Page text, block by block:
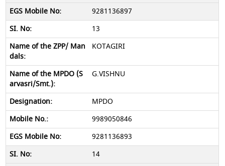
9281136897
13
KOTAGIRI
G.VISHNU
MPDO
9989050846
9281136893
14